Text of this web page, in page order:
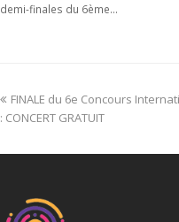
demi-finales du 6ème…
previous
post:
FINALE du 6e Concours
: CONCERT GRATUIT